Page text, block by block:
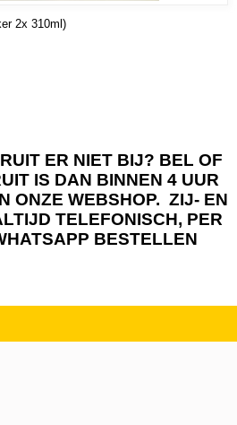
2x 310ml)
ER NIET BIJ? BEL OF
IS DAN BINNEN 4 UUR
ONZE WEBSHOP. ZIJ- EN
TELEFONISCH, PER
BESTELLEN